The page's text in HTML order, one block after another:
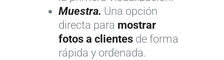
Muestra. Una opción
directa para mostrar
fotos a clientes de forma
rápida y ordenada.